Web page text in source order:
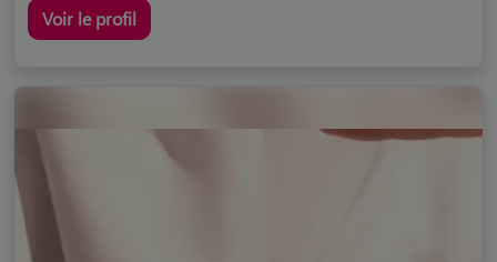
Voir le profil